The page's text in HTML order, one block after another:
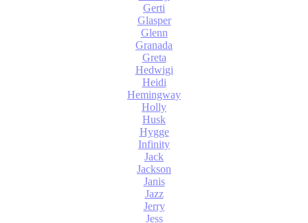
Gerti
Glasper
Glenn
Granada
Greta
Hedwigi
Heidi
Hemingway
Holly
Husk
Hygge
Infinity
Jack
Jackson
Janis
Jazz
Jerry
Jess